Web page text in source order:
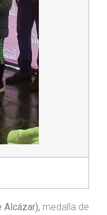
Alcázar), medalla de